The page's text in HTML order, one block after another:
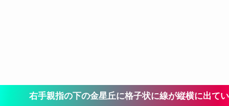
右手親指の下の金星丘に格子状に線が縦横に出て